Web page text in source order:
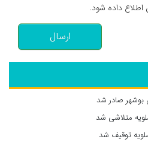
اطلاع داده شود.
ارسال
بوشهر صادر شد
توقیف شد